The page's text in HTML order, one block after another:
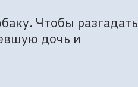
Чтобы разгадать
дочь и